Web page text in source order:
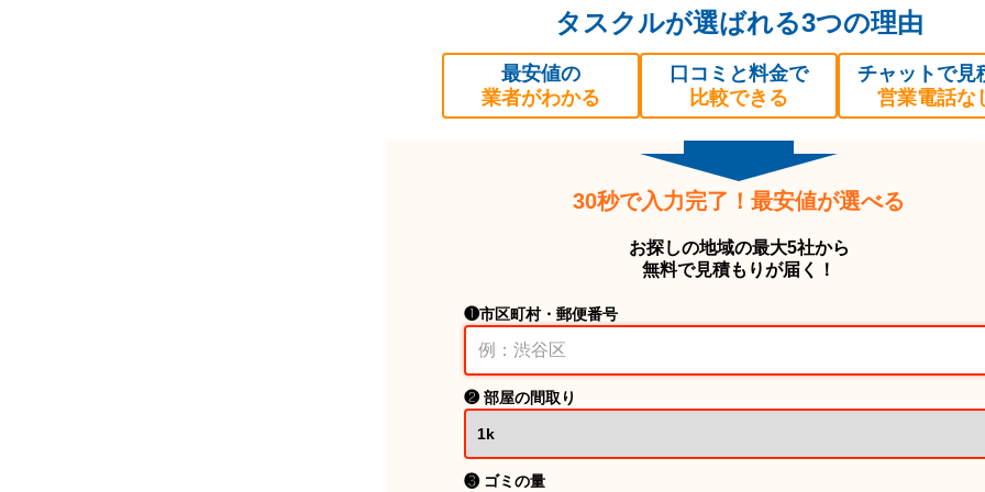
タスクルが選ばれる3つの理由
最安値の
業者がわかる
口コミと料金で
比較できる
チャットで見
営業電話な
30秒で入力完了！最安値が選べる
お探しの地域の最大5社から
無料で見積もりが届く！
❶市区町村・郵便番号
❷ 部屋の間取り
❸ ゴミの量